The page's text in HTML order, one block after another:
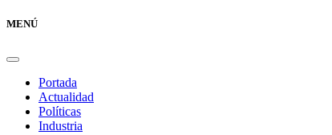
MENÚ
Portada
Actualidad
Políticas
Industria